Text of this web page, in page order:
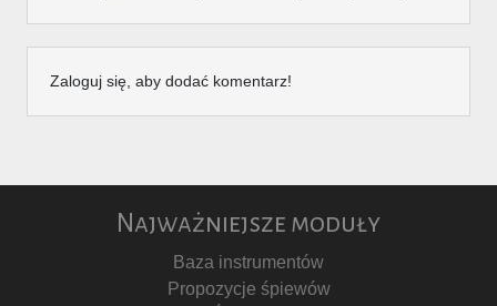
Zaloguj się, aby dodać komentarz!
Najważniejsze moduły
Baza instrumentów
Propozycje śpiewów